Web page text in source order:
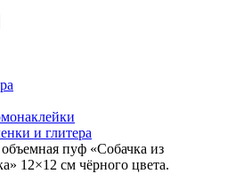
и глитера
пуф «Собачка из
12×12 см чёрного цвета.